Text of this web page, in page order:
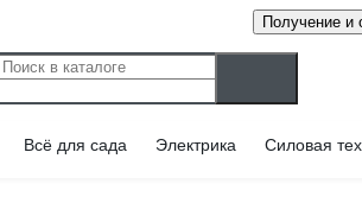
Получение и
Всё для сада Электрика Силовая